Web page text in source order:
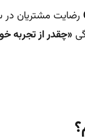
رضایت مشتریان
«چقدر از تجربه